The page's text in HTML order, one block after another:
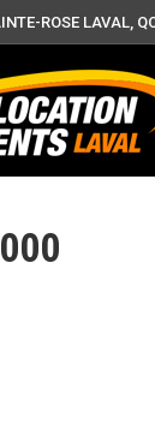
ROSE LAVAL,